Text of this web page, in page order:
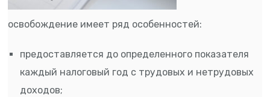
освобождение имеет ряд особенностей:
предоставляется до определенного показателя
каждый налоговый год с трудовых и нетрудовых
доходов;